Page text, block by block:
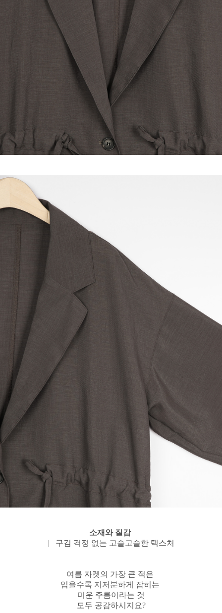
소재와 질감
| 구김 걱정 없는 고슬고슬한 텍스처
여름 자켓의 가장 큰 적은
입을수록 지저분하게 잡히는
미운 주름이라는 것
모두 공감하시지요?